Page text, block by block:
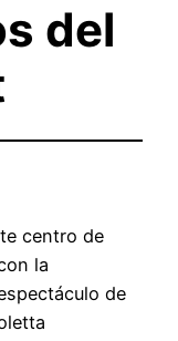
del
centro de
la
de